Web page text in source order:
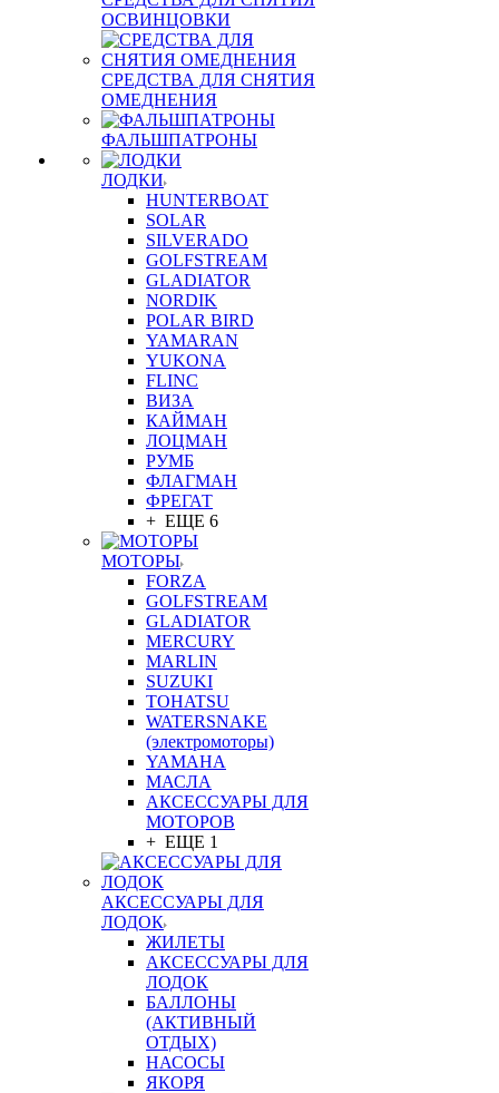
ОСВИНЦОВКИ
СРЕДСТВА ДЛЯ СНЯТИЯ
ОМЕДНЕНИЯ
ФАЛЬШПАТРОНЫ
ЛОДКИ
HUNTERBOAT
SOLAR
SILVERADO
GOLFSTREAM
GLADIATOR
NORDIK
POLAR BIRD
YAMARAN
YUKONA
FLINC
ВИЗА
КАЙМАН
ЛОЦМАН
РУМБ
ФЛАГМАН
ФРЕГАТ
+ ЕЩЕ 6
МОТОРЫ
FORZA
GOLFSTREAM
GLADIATOR
MERCURY
MARLIN
SUZUKI
TOHATSU
WATERSNAKE
(электромоторы)
YAMAHA
МАСЛА
АКСЕССУАРЫ ДЛЯ
МОТОРОВ
+ ЕЩЕ 1
АКСЕССУАРЫ ДЛЯ
ЛОДОК
ЖИЛЕТЫ
АКСЕССУАРЫ ДЛЯ
ЛОДОК
БАЛЛОНЫ
(АКТИВНЫЙ
ОТДЫХ)
НАСОСЫ
ЯКОРЯ